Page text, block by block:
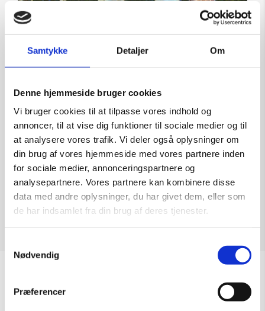
Samtykke Detaljer Om
Denne hjemmeside bruger cookies
Vi bruger cookies til at tilpasse vores indhold og
annoncer, til at vise dig funktioner til sociale medier og til
at analysere vores trafik. Vi deler også oplysninger om
din brug af vores hjemmeside med vores partnere inden
for sociale medier, annonceringspartnere og
analysepartnere. Vores partnere kan kombinere disse
data med andre oplysninger, du har givet dem, eller som
de har indsamlet fra din brug af deres tjenester.
Nødvendig
Præferencer
Bente Olesen Nyström
Kunstner:
Størrelse: 37×50
Tilføj til kurv
OBS: Galleriet er lukket i uge 29